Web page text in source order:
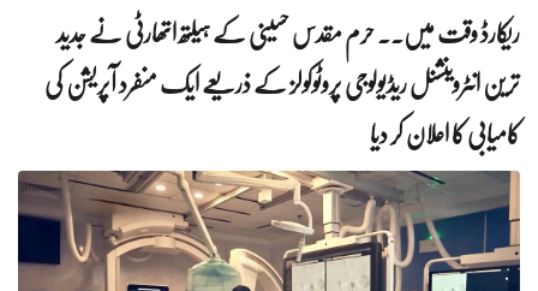
ریکارڈ وقت میں۔۔ حرم مقدس حسینی کے ہیلتھ اتھارٹی نے جدید
ترین انٹروینشنل ریڈیولوجی پروٹوکولز کے ذریعے ایک منفرد آپریشن کی
کامیابی کا اعلان کر دیا